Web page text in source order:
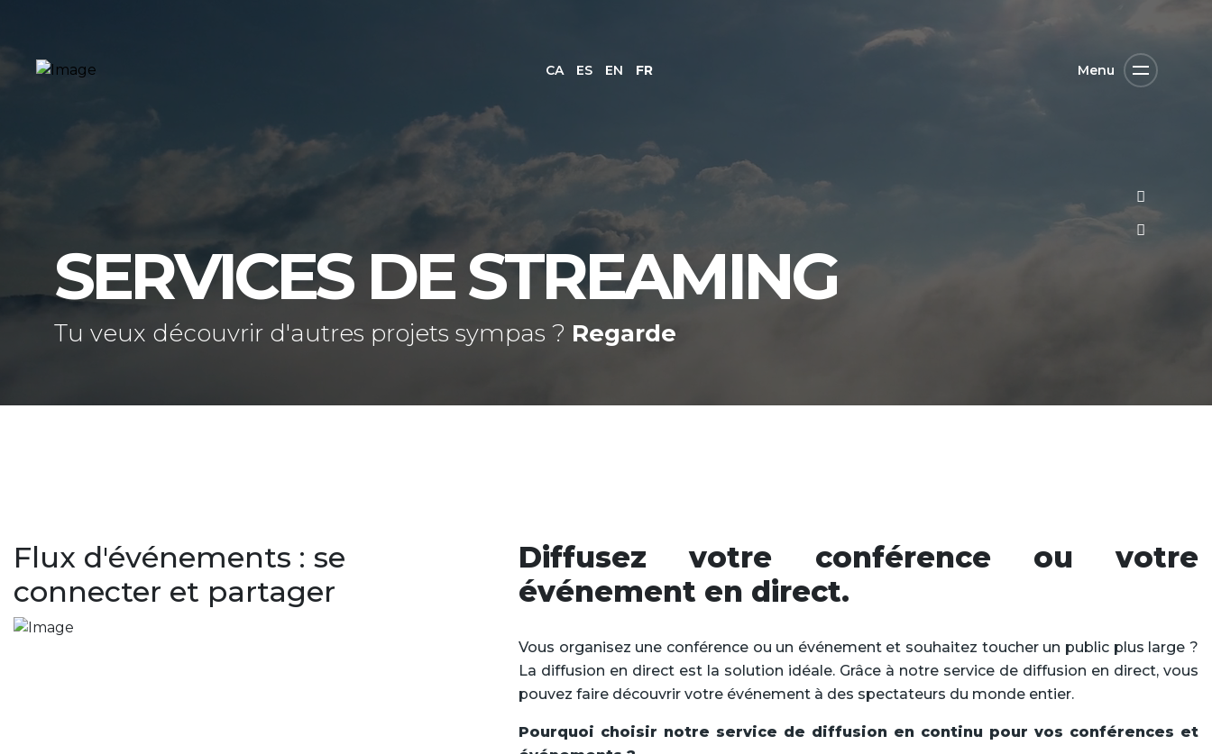
CA ES EN FR Menu
SERVICES DE STREAMING
Tu veux découvrir d'autres projets sympas ? Regarde
Flux d'événements : se
connecter et partager
Diffusez votre conférence ou votre
événement en direct.
Vous organisez une conférence ou un événement et souhaitez toucher un public plus large ?
La diffusion en direct est la solution idéale. Grâce à notre service de diffusion en direct, vous
pouvez faire découvrir votre événement à des spectateurs du monde entier.
Pourquoi choisir notre service de diffusion en continu pour vos conférences et